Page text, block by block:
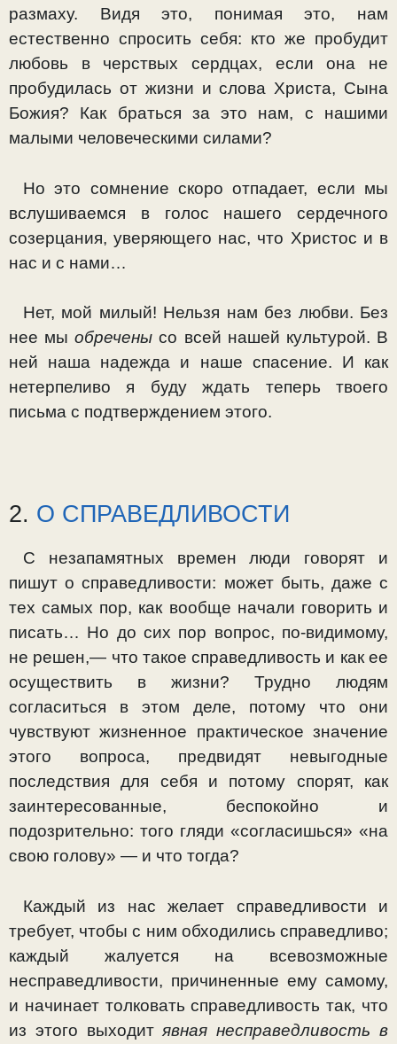
размаху. Видя это, понимая это, нам
естественно спросить себя: кто же пробудит
любовь в черствых сердцах, если она не
пробу­дилась от жизни и слова Христа, Сына
Божия? Как брать­ся за это нам, с нашими
малыми человеческими силами?
Но это сомнение скоро отпадает, если мы
вслушиваемся в голос нашего сердечного
созерцания, уверяющего нас, что Христос и в
нас и с нами…
Нет, мой милый! Нельзя нам без любви. Без
нее мыоб­речены со всей нашей культурой. В
ней наша надежда и на­ше спасение. И как
нетерпеливо я буду ждать теперь твое­го
письма с подтверждением этого.
2. О СПРАВЕДЛИВОСТИ
С незапамятных времен люди говорят и
пишут о спра­ведливости: может быть, даже с
тех самых пор, как вообще начали говорить и
писать… Но до сих пор вопрос, по-ви­димому,
не решен,— что такое справедливость и как ее
осуществить в жизни? Трудно людям
согласиться в этом деле, потому что они
чувствуют жизненное практическое значение
этого вопроса, предвидят невыгодные
последст­вия для себя и потому спорят, как
заинтересованные, беспокойно и
подозрительно: того гляди «согласишься» «на
свою голову» — и что тогда?
Каждый из нас желает справедливости и
требует, чтобы с ним обходились справедливо;
каждый жалуется на все­возможные
несправедливости, причиненные ему самому,
и начинает толковать справедливость так, что
из этого выхо­дитявная несправедливость в